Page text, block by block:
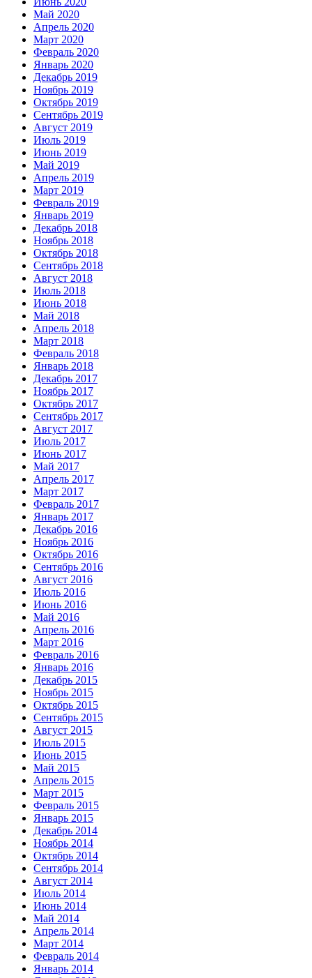
Май 2020
Апрель 2020
Март 2020
Февраль 2020
Январь 2020
Декабрь 2019
Ноябрь 2019
Октябрь 2019
Сентябрь 2019
Август 2019
Июль 2019
Июнь 2019
Май 2019
Апрель 2019
Март 2019
Февраль 2019
Январь 2019
Декабрь 2018
Ноябрь 2018
Октябрь 2018
Сентябрь 2018
Август 2018
Июль 2018
Июнь 2018
Май 2018
Апрель 2018
Март 2018
Февраль 2018
Январь 2018
Декабрь 2017
Ноябрь 2017
Октябрь 2017
Сентябрь 2017
Август 2017
Июль 2017
Июнь 2017
Май 2017
Апрель 2017
Март 2017
Февраль 2017
Январь 2017
Декабрь 2016
Ноябрь 2016
Октябрь 2016
Сентябрь 2016
Август 2016
Июль 2016
Июнь 2016
Май 2016
Апрель 2016
Март 2016
Февраль 2016
Январь 2016
Декабрь 2015
Ноябрь 2015
Октябрь 2015
Сентябрь 2015
Август 2015
Июль 2015
Июнь 2015
Май 2015
Апрель 2015
Март 2015
Февраль 2015
Январь 2015
Декабрь 2014
Ноябрь 2014
Октябрь 2014
Сентябрь 2014
Август 2014
Июль 2014
Июнь 2014
Май 2014
Апрель 2014
Март 2014
Февраль 2014
Январь 2014